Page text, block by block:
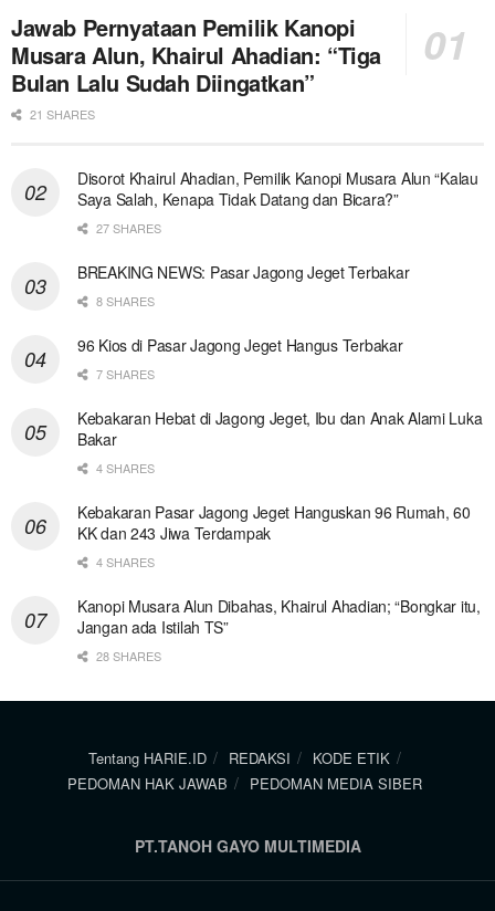
Jawab Pernyataan Pemilik Kanopi
Musara Alun, Khairul Ahadian: “Tiga
Bulan Lalu Sudah Diingatkan”
21 SHARES
Disorot Khairul Ahadian, Pemilik Kanopi Musara Alun “Kalau
Saya Salah, Kenapa Tidak Datang dan Bicara?”
27 SHARES
BREAKING NEWS: Pasar Jagong Jeget Terbakar
8 SHARES
96 Kios di Pasar Jagong Jeget Hangus Terbakar
7 SHARES
Kebakaran Hebat di Jagong Jeget, Ibu dan Anak Alami Luka
Bakar
4 SHARES
Kebakaran Pasar Jagong Jeget Hanguskan 96 Rumah, 60
KK dan 243 Jiwa Terdampak
4 SHARES
Kanopi Musara Alun Dibahas, Khairul Ahadian; “Bongkar itu,
Jangan ada Istilah TS”
28 SHARES
Tentang HARIE.ID REDAKSI
KODE ETIK
PEDOMAN HAK JAWAB
PEDOMAN MEDIA SIBER
PT.TANOH GAYO MULTIMEDIA